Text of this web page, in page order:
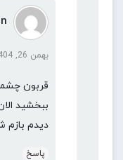
بهمن 26, 1404 در 10:45 ب.ظ
قربون
ببخشید
دیدم بازم
پاسخ